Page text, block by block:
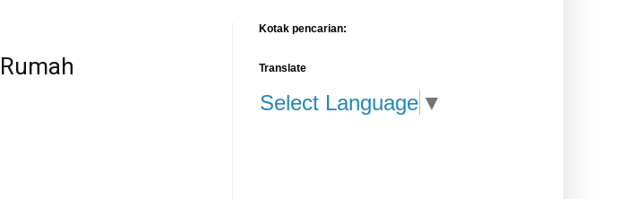
Kotak pencarian:
Translate
Select Language ▼